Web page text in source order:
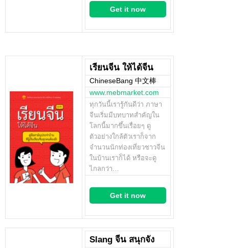
Get it now
เรียนจีน ให้ได้จีน
ChineseBang 中文棒
www.mebmarket.com
ทุกวันนี้เรารู้กันดีว่า ภาษา
จีนเริ่มมีบทบาทสำคัญใน
โลกนี้มากขึ้นเรื่อยๆ ดู
ตัวอย่างใกล้ตัวเราก็จาก
จำนวนนักท่องเที่ยวชาวจีน
ในบ้านเราก็ได้ หรือจะดู
ไกลกว่า…
Get it now
Slang จีน สนุกจัง